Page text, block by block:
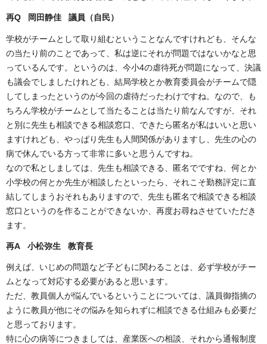
再Q 岡田静佳 議員（自民）
学校がチームとして取り組むということなんですけれども、そんな
の当たり前のことであって、私は逆にそれが問題ではないかなと思
っているんです。というのは、今小4の虐待死が問題になって、決議
も議会でしましたけれども、結局学校とか教育委員会がチームで隠
してしまったというのが今回の虐待だったわけですね。なので、も
ちろん学校がチームとして当たることは当たり前なんですが、それ
と別に先生も相談できる相談窓口、できたら匿名が私はいいと思い
ますけれども、やっぱり先生も人間関係がありますし、先生の心の
病で休んでいる方って非常に多いと思うんですね。
なので私としましては、先生も相談できる、匿名でですね、何とか
小学校の何とか先生が相談したといったら、それこそ勤務評定に直
結してしまうおそれもありますので、先生も匿名で相談できる相談
窓口というのを作ることができないか、再度お尋ねさせていただき
ます。
再A 小松弥生 教育長
例えば、いじめの問題など子どもに関わることは、必ず学校がチー
ムとなって対応する必要があると思います。
ただ、教員個人が悩んでいるということについては、議員御指摘の
ように教員が他にその悩みを知られずに相談できる仕組みも必要だ
と思っております。
特に心の病等につきましては、産業医への相談、それから通報制度